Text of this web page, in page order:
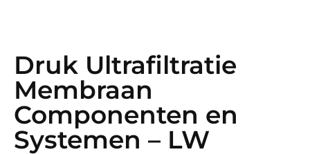
Druk Ultrafiltratie
Membraan
Componenten en
Systemen – LW